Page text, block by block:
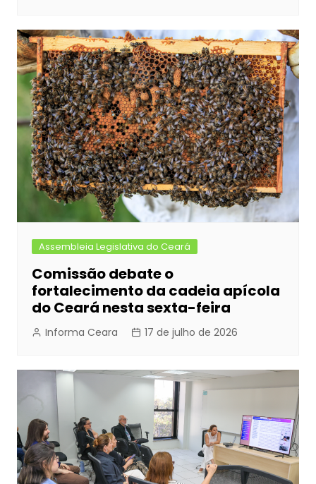
Assembleia Legislativa do Ceará
Comissão debate o
fortalecimento da cadeia apícola
do Ceará nesta sexta-feira
Informa Ceara 17 de julho de 2026